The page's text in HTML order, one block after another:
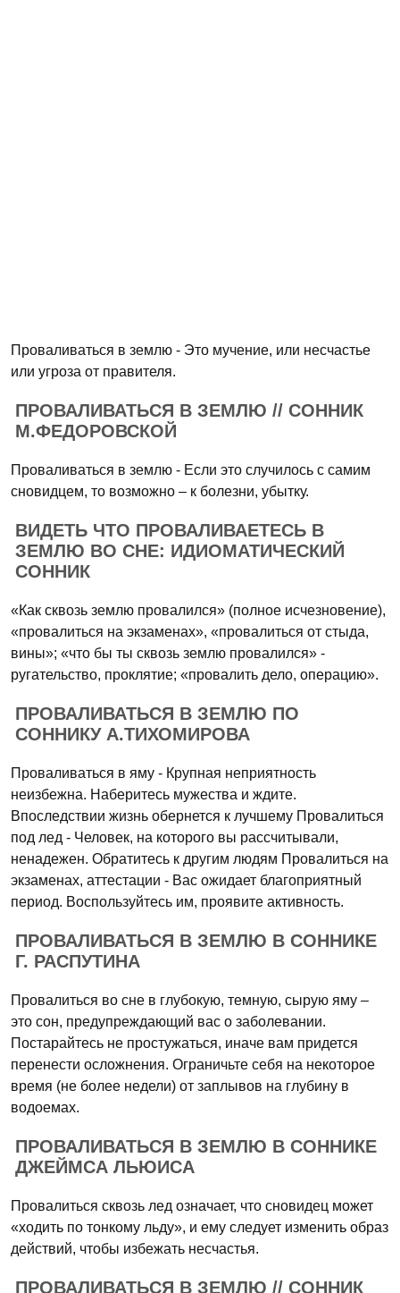
Проваливаться в землю - Это мучение, или несчастье
или угроза от правителя.
ПРОВАЛИВАТЬСЯ В ЗЕМЛЮ // СОННИК
М.ФЕДОРОВСКОЙ
Проваливаться в землю - Если это случилось с самим
сновидцем, то возможно – к болезни, убытку.
ВИДЕТЬ ЧТО ПРОВАЛИВАЕТЕСЬ В
ЗЕМЛЮ ВО СНЕ: ИДИОМАТИЧЕСКИЙ
СОННИК
«Как сквозь землю провалился» (полное исчезновение),
«провалиться на экзаменах», «провалиться от стыда,
вины»; «что бы ты сквозь землю провалился» -
ругательство, проклятие; «провалить дело, операцию».
ПРОВАЛИВАТЬСЯ В ЗЕМЛЮ ПО
СОННИКУ А.ТИХОМИРОВА
Проваливаться в яму - Крупная неприятность
неизбежна. Наберитесь мужества и ждите.
Впоследствии жизнь обернется к лучшему Провалиться
под лед - Человек, на которого вы рассчитывали,
ненадежен. Обратитесь к другим людям Провалиться на
экзаменах, аттестации - Вас ожидает благоприятный
период. Воспользуйтесь им, проявите активность.
ПРОВАЛИВАТЬСЯ В ЗЕМЛЮ В СОННИКЕ
Г. РАСПУТИНА
Провалиться во сне в глубокую, темную, сырую яму –
это сон, предупреждающий вас о заболевании.
Постарайтесь не простужаться, иначе вам придется
перенести осложнения. Ограничьте себя на некоторое
время (не более недели) от заплывов на глубину в
водоемах.
ПРОВАЛИВАТЬСЯ В ЗЕМЛЮ В СОННИКЕ
ДЖЕЙМСА ЛЬЮИСА
Провалиться сквозь лед означает, что сновидец может
«ходить по тонкому льду», и ему следует изменить образ
действий, чтобы избежать несчастья.
ПРОВАЛИВАТЬСЯ В ЗЕМЛЮ // СОННИК